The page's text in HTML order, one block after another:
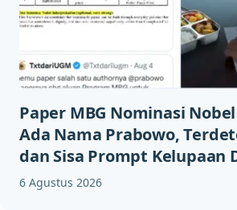
Paper MBG Nominasi
Ada Nama Prabowo,
dan Sisa Prompt Kelupaan
6 Agustus 2026